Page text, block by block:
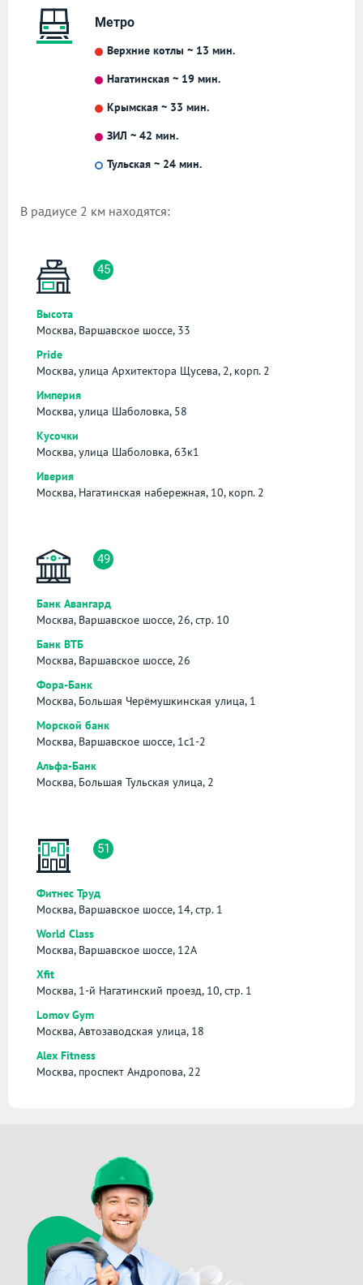
Метро
Верхние котлы ~ 13 мин.
Нагатинская ~ 19 мин.
Крымская ~ 33 мин.
ЗИЛ ~ 42 мин.
Тульская ~ 24 мин.
В радиусе 2 км находятся:
45
Высота
Москва, Варшавское шоссе, 33
Pride
Москва, улица Архитектора Щусева, 2, корп. 2
Империя
Москва, улица Шаболовка, 58
Кусочки
Москва, улица Шаболовка, 63к1
Иверия
Москва, Нагатинская набережная, 10, корп. 2
49
Банк Авангард
Москва, Варшавское шоссе, 26, стр. 10
Банк ВТБ
Москва, Варшавское шоссе, 26
Фора-Банк
Москва, Большая Черёмушкинская улица, 1
Морской банк
Москва, Варшавское шоссе, 1с1-2
Альфа-Банк
Москва, Большая Тульская улица, 2
51
Фитнес Труд
Москва, Варшавское шоссе, 14, стр. 1
World Class
Москва, Варшавское шоссе, 12А
Xfit
Москва, 1-й Нагатинский проезд, 10, стр. 1
Lomov Gym
Москва, Автозаводская улица, 18
Alex Fitness
Москва, проспект Андропова, 22